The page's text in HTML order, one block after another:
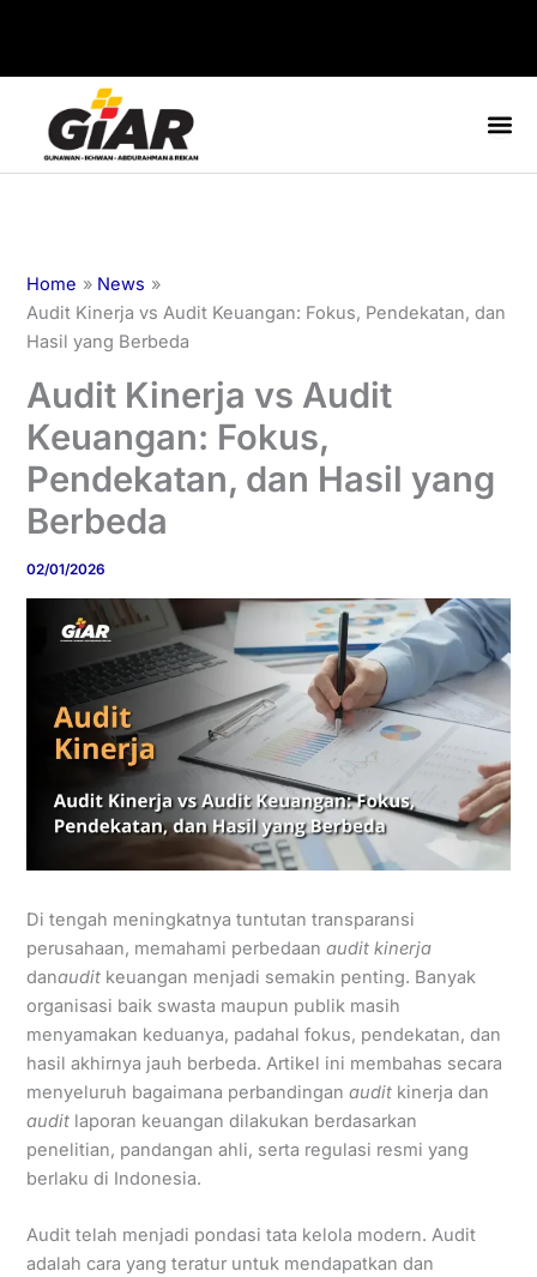
Home
News
Audit Kinerja vs Audit Keuangan: Fokus, Pendekatan, dan
Hasil yang Berbeda
Audit Kinerja vs Audit
Keuangan: Fokus,
Pendekatan, dan Hasil yang
Berbeda
02/01/2026
Di tengah meningkatnya tuntutan transparansi
perusahaan, memahami perbedaanaudit kinerja
danaudit keuangan menjadi semakin penting. Banyak
organisasi baik swasta maupun publik masih
menyamakan keduanya, padahal fokus, pendekatan, dan
hasil akhirnya jauh berbeda. Artikel ini membahas secara
menyeluruh bagaimana perbandinganaudit kinerja dan
audit laporan keuangan dilakukan berdasarkan
penelitian, pandangan ahli, serta regulasi resmi yang
berlaku di Indonesia.
Audit telah menjadi pondasi tata kelola modern. Audit
adalah cara yang teratur untuk mendapatkan dan